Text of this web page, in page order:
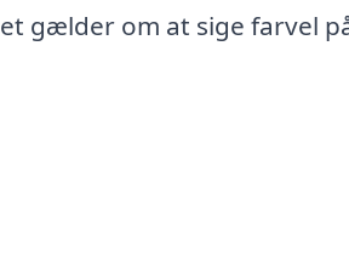
gælder om at sige farvel